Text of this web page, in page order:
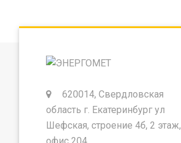
620014, Свердловская
область г. Екатеринбург ул
Шефская, строение 4б, 2 этаж,